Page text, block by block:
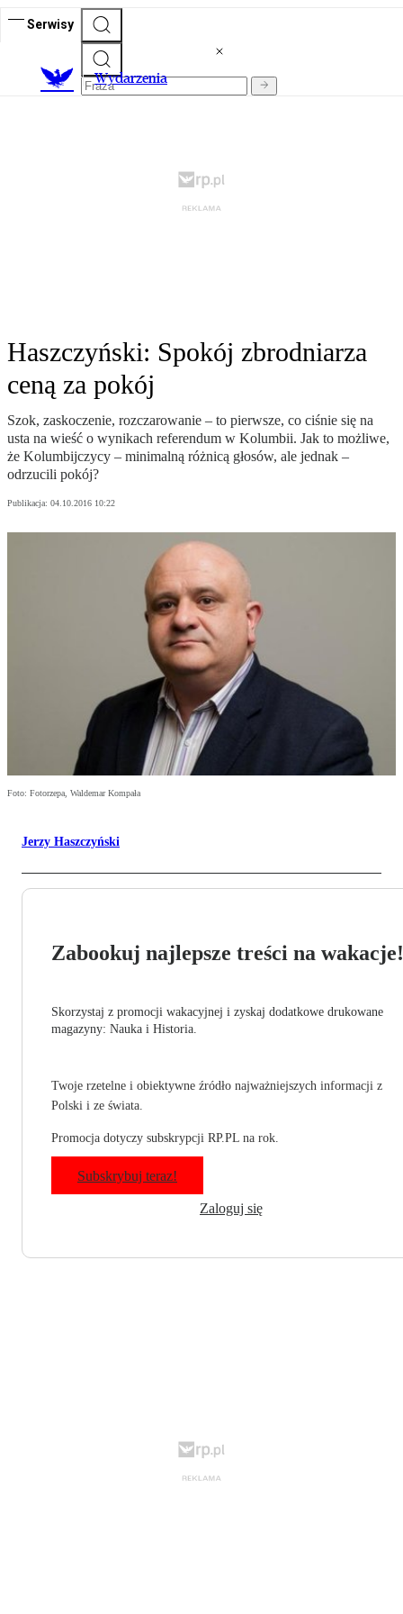
Serwisy
Wydarzenia
Haszczyński: Spokój zbrodniarza
ceną za pokój
Szok, zaskoczenie, rozczarowanie – to pierwsze, co ciśnie się na
usta na wieść o wynikach referendum w Kolumbii. Jak to możliwe,
że Kolumbijczycy – minimalną różnicą głosów, ale jednak –
odrzucili pokój?
Publikacja: 04.10.2016 10:22
Foto: Fotorzepa, Waldemar Kompała
Jerzy Haszczyński
Zabookuj najlepsze treści na wakacje!
Skorzystaj z promocji wakacyjnej i zyskaj dodatkowe drukowane
magazyny: Nauka i Historia.
Twoje rzetelne i obiektywne źródło najważniejszych informacji z
Polski i ze świata.
Promocja dotyczy subskrypcji RP.PL na rok.
Subskrybuj teraz!
Zaloguj się